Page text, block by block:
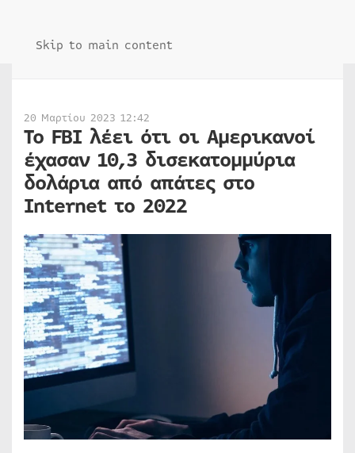
Skip to main content
20 Μαρτίου 2023 12:42
Το FBI λέει ότι οι Αμερικανοί
έχασαν 10,3 δισεκατομμύρια
δολάρια από απάτες στο
Internet το 2022